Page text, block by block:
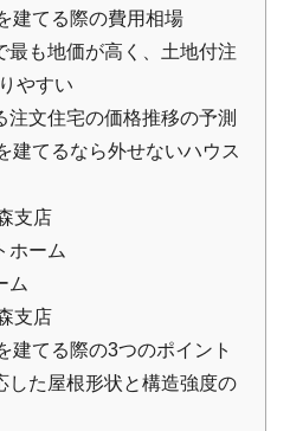
建てる際の費用相場
最も地価が高く、土地付注
やすい
注文住宅の価格推移の予測
建てるなら外せないハウス
支店
ホーム
ム
支店
建てる際の3つのポイント
した屋根形状と構造強度の